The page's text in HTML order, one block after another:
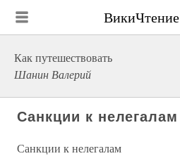
ВикиЧтение
Как путешествовать
Шанин Валерий
Санкции к нелегалам
Санкции к нелегалам